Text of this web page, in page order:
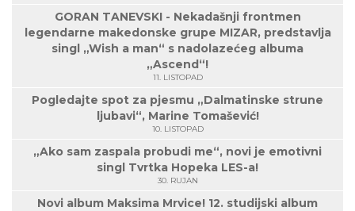
GORAN TANEVSKI - Nekadašnji frontmen
legendarne makedonske grupe MIZAR, predstavlja
singl „Wish a man“ s nadolazećeg albuma
„Ascend“!
11. LISTOPAD
Pogledajte spot za pjesmu „Dalmatinske strune
ljubavi“, Marine Tomašević!
10. LISTOPAD
„Ako sam zaspala probudi me“, novi je emotivni
singl Tvrtka Hopeka LES-a!
30. RUJAN
Novi album Maksima Mrvice! 12. studijski album